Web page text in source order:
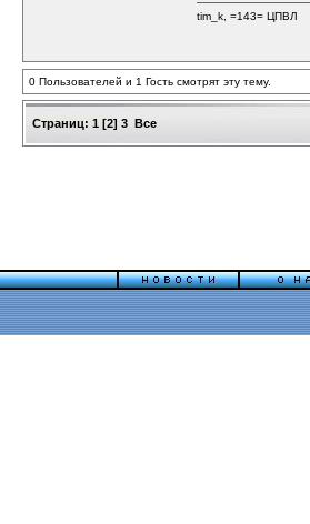
tim_k, =143= ЦПВЛ
0 Пользователей и 1 Гость смотрят эту тему.
Страниц: 1 [2] 3 Все